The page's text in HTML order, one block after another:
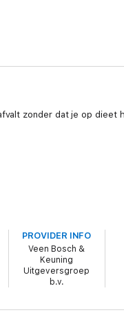
zonder dat je op dieet
PROVIDER INFO
Veen Bosch &
Keuning
Uitgeversgroep
b.v.